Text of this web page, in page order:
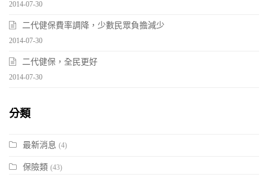
2014-07-30
二代健保費率調降，少數民眾負擔減少
2014-07-30
二代健保，全民更好
2014-07-30
分類
最新消息 (4)
保險類 (43)